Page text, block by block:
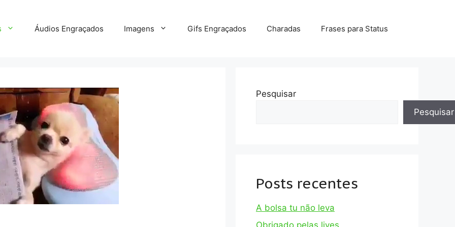
Áudios Engraçados Imagens Gifs Engraçados Charadas Frases para Status
Pesquisar
Pesquisar
Posts recentes
A bolsa tu não leva
Obrigado pelas lives